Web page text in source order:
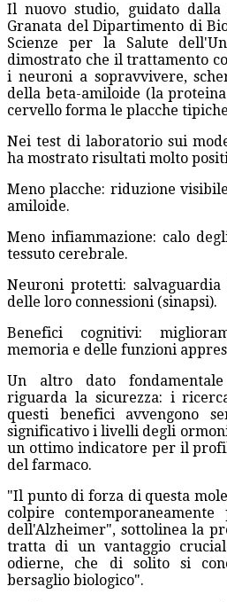
Il nuovo studio, guidato dalla
Granata del Dipartimento di
Scienze per la Salute
dimostrato che il trattamento
i neuroni a sopravvivere,
della beta-amiloide (la
cervello forma le placche
Nei test di laboratorio sui
ha mostrato risultati molto
Meno placche: riduzione
amiloide.
Meno infiammazione: calo
tessuto cerebrale.
Neuroni protetti:
delle loro connessioni (sinapsi).
Benefici cognitivi:
memoria e delle funzioni
Un altro dato
riguarda la sicurezza: i
questi benefici avvengono
significativo i livelli degli
un ottimo indicatore per il
del farmaco.
"Il punto di forza di questa
colpire
dell'Alzheimer", sottolinea la
tratta di un vantaggio
odierne, che di solito si
bersaglio biologico".